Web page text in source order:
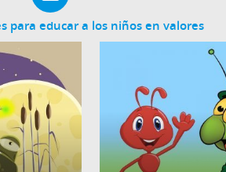
para educar a los niños en valores